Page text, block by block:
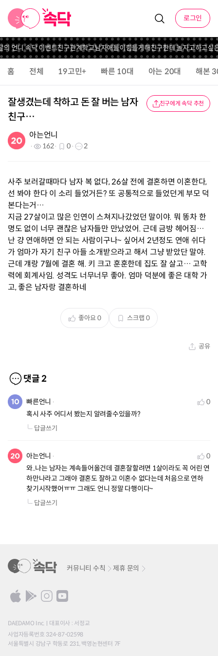
로그인
언니 속닥 이벤트친구관계학교남자애들이힘들게해친구한테 놀자고하고싶
홈 전체 19고민+ 빠른 10대 아는 20대 해본
잘생겼는데 착하고 돈 잘 버는 남자
친구…
친구에게 속닥 추천
아는언니
162 0 2
사주 보러갈때마다 남자 복 없다, 26살 전에 결혼하면 이혼한다,
선 봐야 한다 이 소리 들었거든? 또 공통적으로 들었던게 부모 덕
본다는거…
지금 27살이고 많은 인연이 스쳐지나갔었던 말이야. 뭐 똥차 한
명도 없이 너무 괜찮은 남자들만 만났었어. 근데 금방 헤어짐…
난 걍 연애하면 안 되는 사람이구나~ 싶어서 2년정도 연애 쉬다
가 엄마가 자기 친구 아들 소개받으라고 해서 그냥 받았단 말야.
근데 걔랑 7월에 결혼 해. 키 크고 훈훈한데 집도 잘 살고… 고학
력에 회계사임. 성격도 너무너무 좋아. 엄마 덕분에 좋은 대학 가
고, 좋은 남자랑 결혼하네
좋아요0 스크랩 0
공유
댓글2
빠른언니
0
혹시 사주 어디서 봤는지 알려줄수있을까?
답글쓰기
아는언니
0
와..나는 남자는 계속들어올건데 결혼잘할려면 1살이라도 꼭 어린 연
하만나라고 그래야 결혼도 잘하고 이혼수 없다는데 처음으로 연하
찾기시작했어ㅠㅠ 그래도 언니 정말 다행이다~
답글쓰기
커뮤니티 수칙 제휴 문의
DAEDAMO Inc.
대표이사 : 서정교
사업자등록번호 324-87-02598
서울특별시 강남구 학동로 231, 백영논현센터 7F